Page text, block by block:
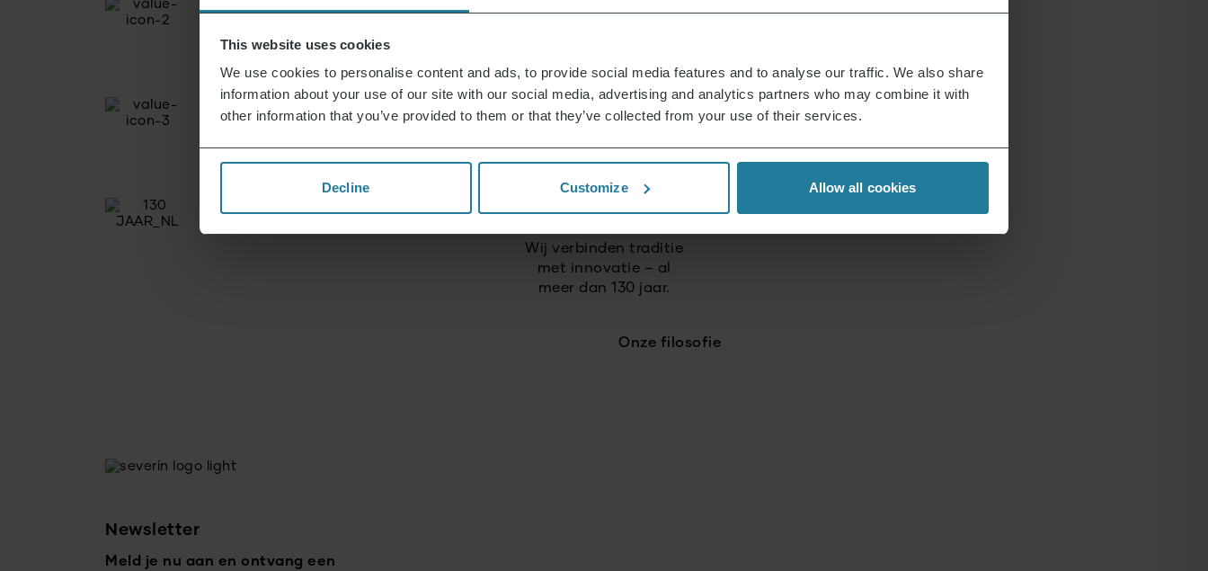
This website uses cookies
We use cookies to personalise content and ads, to provide social media features and to analyse our traffic. We also share
information about your use of our site with our social media, advertising and analytics partners who may combine it with
other information that you’ve provided to them or that they’ve collected from your use of their services.
Decline Customize Allow all cookies
hoge kwaliteit
en duurzame producten.
Wij handelen
verantwoord
en toekomstgericht.
Wij verbinden traditie
met innovatie – al
meer dan 130 jaar.
Onze filosofie
Newsletter
Meld je nu aan en ontvang een